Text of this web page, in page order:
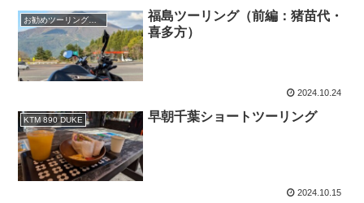
お勧めツーリングスポット
福島ツーリング（前編：猪苗代・
喜多方）
2024.10.24
KTM 890 DUKE 早朝千葉ショートツーリング
2024.10.15